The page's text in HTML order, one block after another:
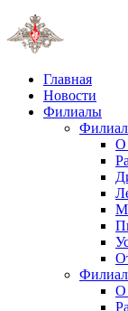
Главная
Новости
Филиалы
Филиал
О
Филиал
О